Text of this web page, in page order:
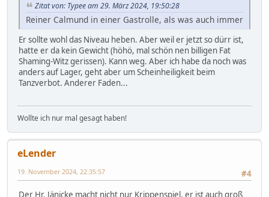
Zitat von: Typee am 29. März 2024, 19:50:28
Reiner Calmund in einer Gastrolle, als was auch immer
Er sollte wohl das Niveau heben. Aber weil er jetzt so dürr ist,
hatte er da kein Gewicht (höhö, mal schön nen billigen Fat
Shaming-Witz gerissen). Kann weg. Aber ich habe da noch was
anders auf Lager, geht aber um Scheinheiligkeit beim
Tanzverbot. Anderer Faden...
Wollte ich nur mal gesagt haben!
eLender
#4
19. November 2024, 22:35:57
Der Hr. Jänicke macht nicht nur Krippenspiel, er ist auch groß